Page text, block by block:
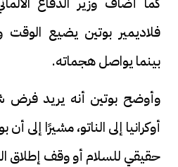
فلاديمير بوتين يضيع
بينما يواصل هجماته.
وأوضح بوتين أنه يريد فرض
أوكرانيا إلى الناتو، مشيرًا إلى
حقيقي للسلام أو وقف إطلاق